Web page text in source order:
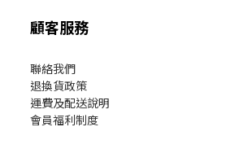
顧客服務
聯絡我們
退換貨政策
運費及配送說明
會員福利制度